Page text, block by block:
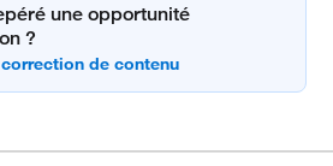
une opportunité
?